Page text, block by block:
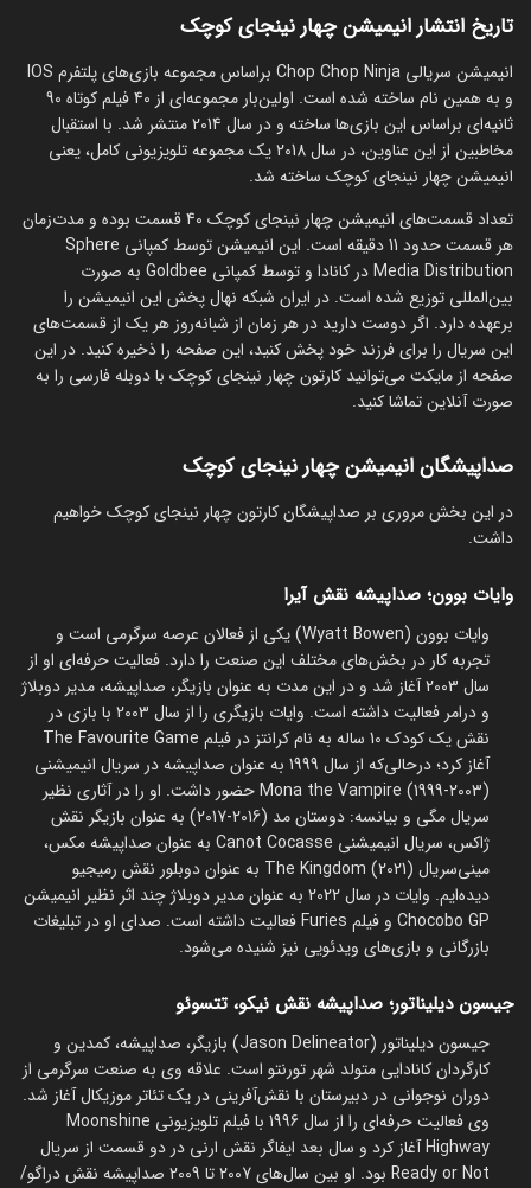
تاریخ انتشار انیمیشن چهار نینجای کوچک
انیمیشن سریالی Chop Chop Ninja براساس مجموعه بازی‌های پلتفرم IOS
و به همین نام ساخته شده است. اولین‌بار مجموعه‌ای از 40 فیلم کوتاه 90
ثانیه‌ای براساس این بازی‌ها ساخته و در سال 2014 منتشر شد. با استقبال
مخاطبین از این عناوین، در سال 2018 یک مجموعه تلویزیونی کامل، یعنی
انیمیشن چهار نینجای کوچک ساخته شد.
تعداد قسمت‌های انیمیشن چهار نینجای کوچک 40 قسمت بوده و مدت‌زمان
هر قسمت حدود 11 دقیقه است. این انیمیشن توسط کمپانی Sphere
Media Distribution در کانادا و توسط کمپانی Goldbee به صورت
بین‌المللی توزیع شده است. در ایران شبکه نهال پخش این انیمیشن را
برعهده دارد. اگر دوست دارید در هر زمان از شبانه‌روز هر یک از قسمت‌های
این سریال را برای فرزند خود پخش کنید، این صفحه را ذخیره کنید. در این
صفحه از مایکت می‌توانید کارتون چهار نینجای کوچک با دوبله فارسی را به
صورت آنلاین تماشا کنید.
صداپیشگان انیمیشن چهار نینجای کوچک
در این بخش مروری بر صداپیشگان کارتون چهار نینجای کوچک خواهیم
داشت.
وایات بوون؛ صداپیشه نقش آیرا
وایات بوون (Wyatt Bowen) یکی از فعالان عرصه سرگرمی است و
تجربه کار در بخش‌های مختلف این صنعت را دارد. فعالیت حرفه‌ای او از
سال 2003 آغاز شد و در این مدت به عنوان بازیگر، صداپیشه، مدیر دوبلاژ
و درامر فعالیت داشته است. وایات بازیگری را از سال 2003 با بازی در
نقش یک کودک 10 ساله به نام کرانتز در فیلم The Favourite Game
آغاز کرد؛ درحالی‌که از سال 1999 به عنوان صداپیشه در سریال انیمیشنی
Mona the Vampire (1999-2003) حضور داشت. او را در آثاری نظیر
سریال مگی و بیانسه: دوستان مد (2016-2017) به عنوان بازیگر نقش
ژاکس، سریال انیمیشنی Canot Cocasse به عنوان صداپیشه مکس،
مینی‌سریال The Kingdom (2021) به عنوان دوبلور نقش رمیجیو
دیده‌ایم. وایات در سال 2022 به عنوان مدیر دوبلاژ چند اثر نظیر انیمیشن
Chocobo GP و فیلم Furies فعالیت داشته است. صدای او در تبلیغات
بازرگانی و بازی‌های ویدئویی نیز شنیده می‌شود.
جیسون دیلیناتور؛ صداپیشه نقش نیکو، تتسوئو
جیسون دیلیناتور (Jason Delineator) بازیگر، صداپیشه، کمدین و
کارگردان کانادایی متولد شهر تورنتو است. علاقه وی به صنعت سرگرمی از
دوران نوجوانی در دبیرستان با نقش‌آفرینی در یک تئاتر موزیکال آغاز شد.
وی فعالیت حرفه‌ای را از سال 1996 با فیلم تلویزیونی Moonshine
Highway آغاز کرد و سال بعد ایفاگر نقش ارنی در دو قسمت از سریال
Ready or Not بود. او بین سال‌های 2007 تا 2009 صداپیشه نقش دراگو/